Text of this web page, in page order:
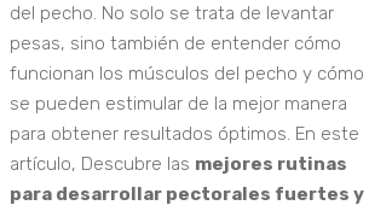
del pecho. No solo se trata de levantar
pesas, sino también de entender cómo
funcionan los músculos del pecho y cómo
se pueden estimular de la mejor manera
para obtener resultados óptimos. En este
artículo, Descubre las mejores rutinas
para desarrollar pectorales fuertes y